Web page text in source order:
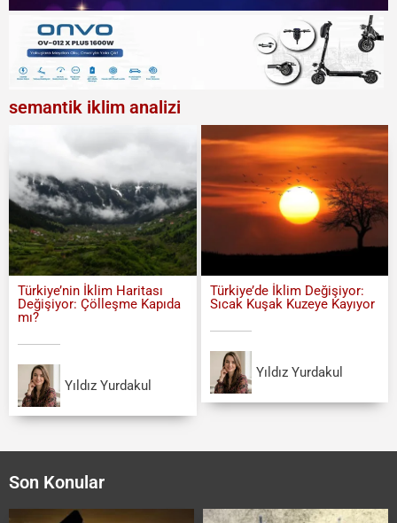
semantik iklim analizi
Türkiye’nin İklim Haritası
Değişiyor: Çölleşme Kapıda
mı?
Yıldız Yurdakul
Türkiye’de İklim Değişiyor:
Sıcak Kuşak Kuzeye Kayıyor
Yıldız Yurdakul
Son Konular